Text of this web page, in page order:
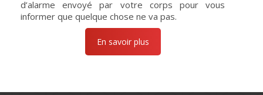
d’alarme envoyé par votre corps pour vous
informer que quelque chose ne va pas.
En savoir plus